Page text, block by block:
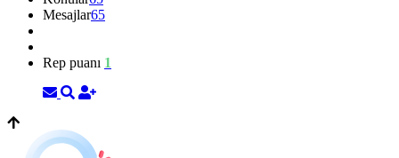
Mesajlar65
Rep puanı 1